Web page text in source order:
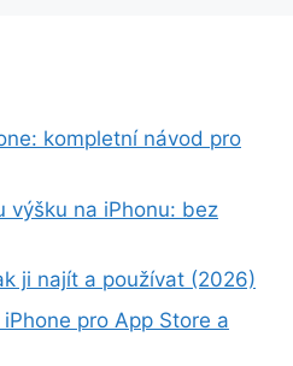
kompletní návod pro
výšku na iPhonu: bez
ji najít a používat (2026)
pro App Store a